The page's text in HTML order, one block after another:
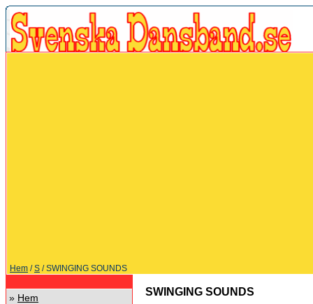
Hem /S / SWINGING SOUNDS
» Hem
SWINGING SOUNDS